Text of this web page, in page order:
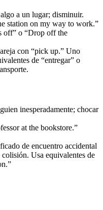
a un lugar; disminuir.
station on my way to work.”
off” o “Drop off the
con “pick up.” Uno
de “entregar” o
inesperadamente; chocar
at the bookstore.”
de encuentro accidental
Usa equivalentes de